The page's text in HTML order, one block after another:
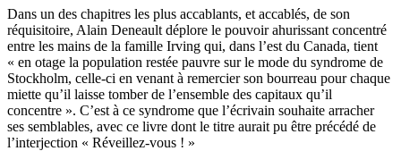
Dans un des chapitres les plus accablants, et accablés, de son
réquisitoire, Alain Deneault déplore le pouvoir ahurissant concentré
entre les mains de la famille Irving qui, dans l’est du Canada, tient
« en otage la population restée pauvre sur le mode du syndrome de
Stockholm, celle-ci en venant à remercier son bourreau pour chaque
miette qu’il laisse tomber de l’ensemble des capitaux qu’il
concentre ». C’est à ce syndrome que l’écrivain souhaite arracher
ses semblables, avec ce livre dont le titre aurait pu être précédé de
l’interjection « Réveillez-vous ! »